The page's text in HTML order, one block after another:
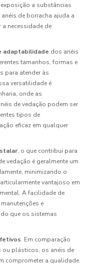
a substâncias
de borracha ajuda a
necessidade de
adaptabilidade dos anéis
tamanhos, formas e
para atender às
versatilidade é
onde as
de vedação podem ser
tipos de
eficaz em qualquer
, o que contribui para
vedação é geralmente um
minimizando o
vantajoso em
A facilidade de
e
que os sistemas
. Em comparação
ou plásticos, os anéis de
comprometer a qualidade.